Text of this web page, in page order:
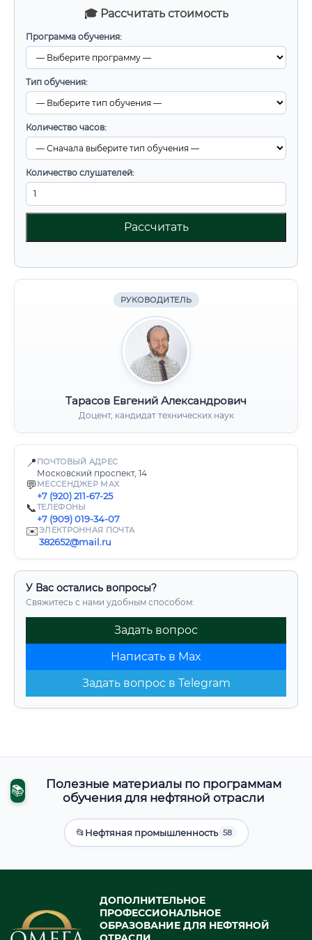
🎓 Рассчитать стоимость
Программа обучения:
Тип обучения:
Количество часов:
Количество слушателей:
Рассчитать
РУКОВОДИТЕЛЬ
Тарасов Евгений Александрович
Доцент, кандидат технических наук
📍 ПОЧТОВЫЙ АДРЕС
Московский проспект, 14
💬 МЕССЕНДЖЕР MAX
+7 (920) 211-67-25
📞ТЕЛЕФОНЫ
+7 (909) 019-34-07
✉️ЭЛЕКТРОННАЯ ПОЧТА
382652@mail.ru
У Вас остались вопросы?
Свяжитесь с нами удобным способом:
Задать вопрос
Написать в Max
Задать вопрос в Telegram
📚
Полезные материалы по программам
обучения для нефтяной отрасли
📂Нефтяная промышленность 58
ДОПОЛНИТЕЛЬНОЕ
ПРОФЕССИОНАЛЬНОЕ
ОБРАЗОВАНИЕ ДЛЯ НЕФТЯНОЙ